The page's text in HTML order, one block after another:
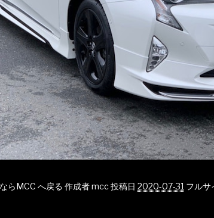
らMCC へ戻る 作成者mcc投稿日 2020-07-31 フルサ